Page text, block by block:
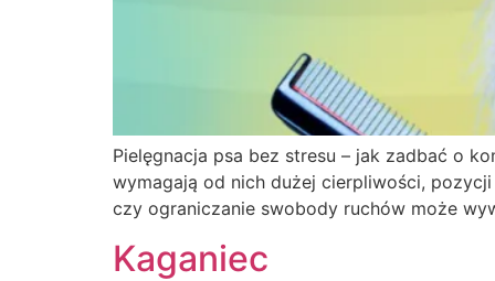
Pielęgnacja psa bez stresu – jak zadbać o
wymagają od nich dużej cierpliwości,
czy ograniczanie swobody ruchów może
Kaganiec